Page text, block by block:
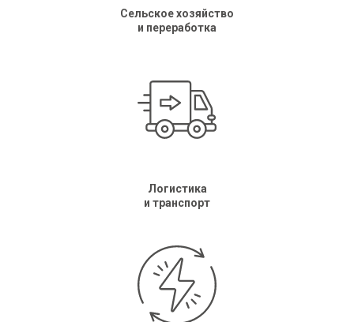
Cельское хозяйство
и переработка
Логистика
и транспорт